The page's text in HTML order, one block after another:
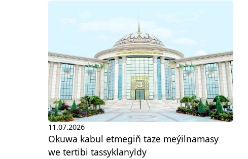
11.07.2026
Okuwa kabul etmegiň täze meýilnamasy
we tertibi tassyklanyldy